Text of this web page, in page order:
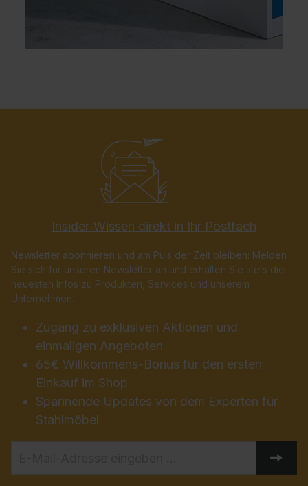
Insider-Wissen direkt in Ihr Postfach
Newsletter abonnieren und am Puls der Zeit bleiben: Melden
Sie sich für unseren Newsletter an und erhalten Sie stets die
neuesten Infos zu Produkten, Services und unserem
Unternehmen.
Zugang zu exklusiven Aktionen und
einmaligen Angeboten
65€ Willkommens-Bonus für den ersten
Einkauf im Shop
Spannende Updates von dem Experten für
Stahlmöbel